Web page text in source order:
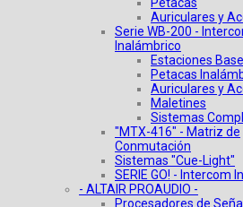
Auriculares y
Serie WB-200 -
Inalámbrico
Estaciones Base
Petacas
Auriculares y
Maletines
Sistemas
"MTX-416" - Matriz de
Conmutación
Sistemas "Cue-Light"
SERIE GO! - Intercom
- ALTAIR PROAUDIO -
Procesadores de Señal